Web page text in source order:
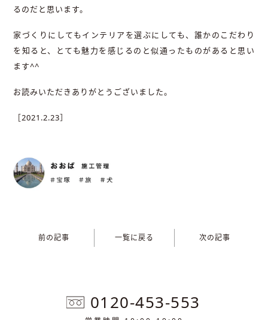
るのだと思います。
家づくりにしてもインテリアを選ぶにしても、誰かのこだわり
を知ると、とても魅力を感じるのと似通ったものがあると思い
ます^^
お読みいただきありがとうございました。
［2021.2.23］
前の記事 一覧に戻る 次の記事
0120-453-553